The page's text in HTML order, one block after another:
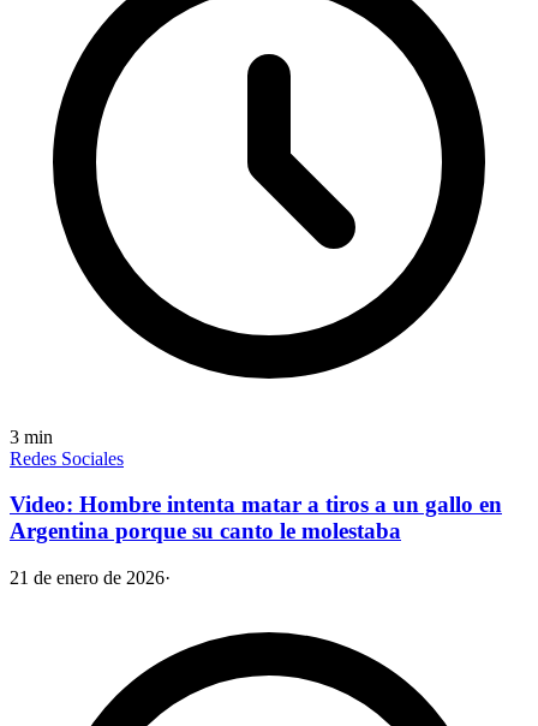
3 min
Redes Sociales
Video: Hombre intenta matar a tiros a un gallo en
Argentina porque su canto le molestaba
21 de enero de 2026·